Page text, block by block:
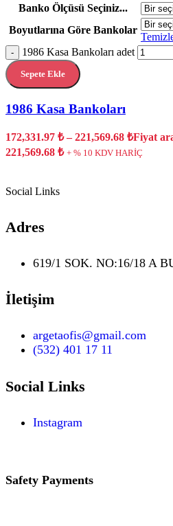
Banko Ölçüsü Seçiniz...
Boyutlarına Göre Bankolar
- 1986 Kasa Bankoları adet
Sepete Ekle
1986 Kasa Bankoları
172,331.97 ₺ –221,569.68 ₺Fiyat
221,569.68 ₺ + % 10 KDV HARİÇ
Social Links
Adres
619/1 SOK. NO:16/18 A
İletişim
argetaofis@gmail.com
(532) 401 17 11
Social Links
Instagram
Safety Payments